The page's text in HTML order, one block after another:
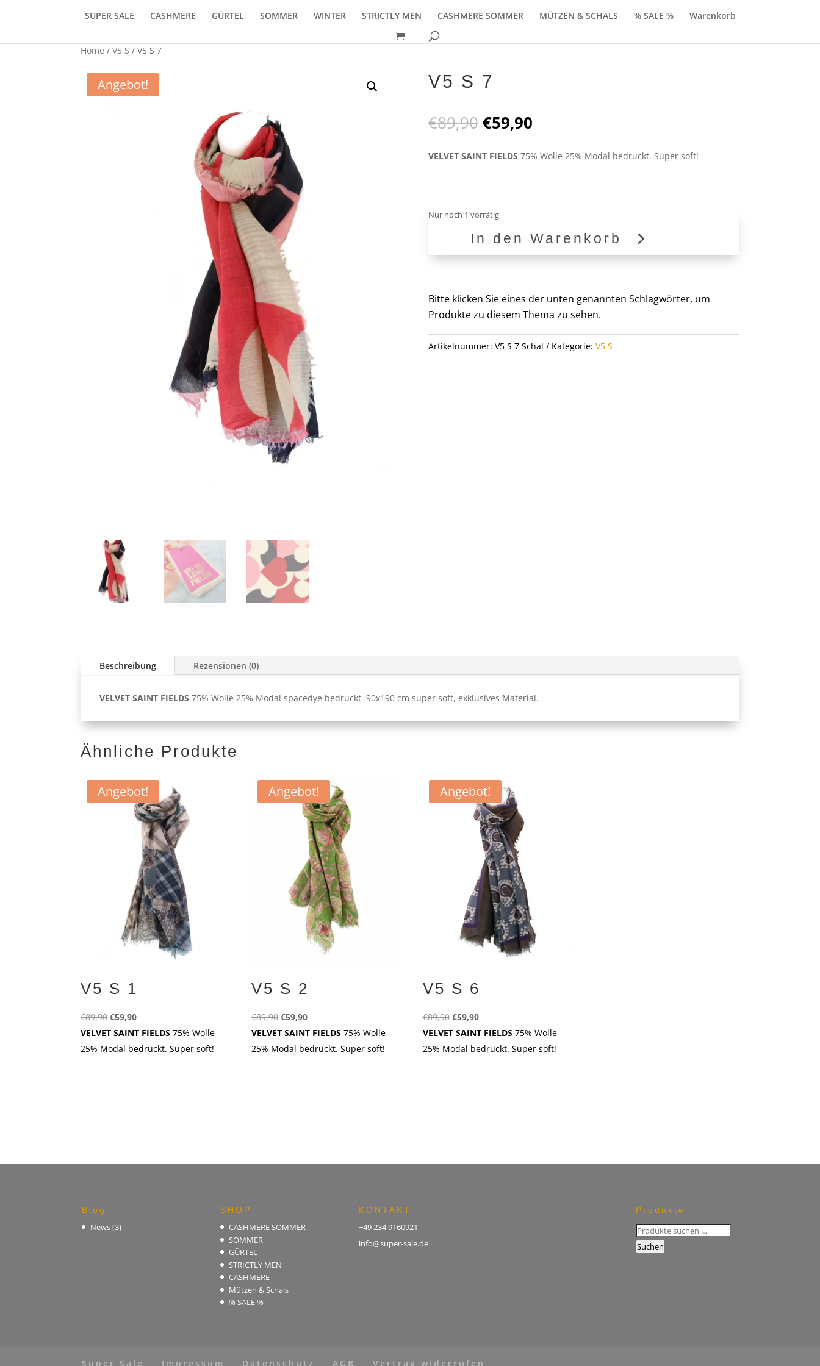
SUPER SALE CASHMERE GÜRTEL SOMMER WINTER STRICTLY MEN CASHMERE SOMMER MÜTZEN & SCHALS % SALE % Warenkorb
Home / V5 S / V5 S 7
Angebot! V5 S 7
€89,90 Ursprünglicher
Preis
war:
€59,90Aktueller
ist:
VELVET SAINT FIELDS 75% Wolle 25% Modal bedruckt. Super soft!
Nur noch 1 vorrätig
Menge
In den Warenkorb
Bitte klicken Sie eines der unten genannten Schlagwörter, um
Produkte zu diesem Thema zu sehen.
Artikelnummer: V5 S 7 Schal Kategorie: V5 S
Beschreibung Rezensionen (0)
VELVET SAINT FIELDS 75% Wolle 25% Modal spacedye bedruckt. 90x190 cm super soft, exklusives Material.
Ähnliche Produkte
Angebot!
V5 S 1
€89,90 Ursprünglicher
Preis
war:
€59,90Aktueller
Preis
ist:
VELVET SAINT FIELDS 75% Wolle
25% Modal bedruckt. Super soft!
Angebot!
V5 S 2
€89,90Ursprünglicher
Preis
war:
€59,90Aktueller
Preis
ist:
VELVET SAINT FIELDS75% Wolle
25% Modal bedruckt. Super soft!
Angebot!
V5 S 6
€89,90 Ursprünglicher
Preis
war:
€59,90Aktueller
Preis
ist:
VELVET SAINT FIELDS 75% Wolle
25% Modal bedruckt. Super soft!
Blog
News(3)
SHOP
CASHMERE SOMMER
SOMMER
GÜRTEL
STRICTLY MEN
CASHMERE
Mützen & Schals
% SALE %
KONTAKT
+49 234 9160921
info@super-sale.de
Produkte
Suchen
nach:
Suchen
Super Sale Impressum Datenschutz AGB Vertrag widerrufen